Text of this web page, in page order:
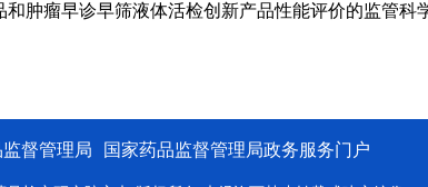
肿瘤早诊早筛液体活检创新产品性能评价的监管
督管理局 国家药品监督管理局政务服务门户